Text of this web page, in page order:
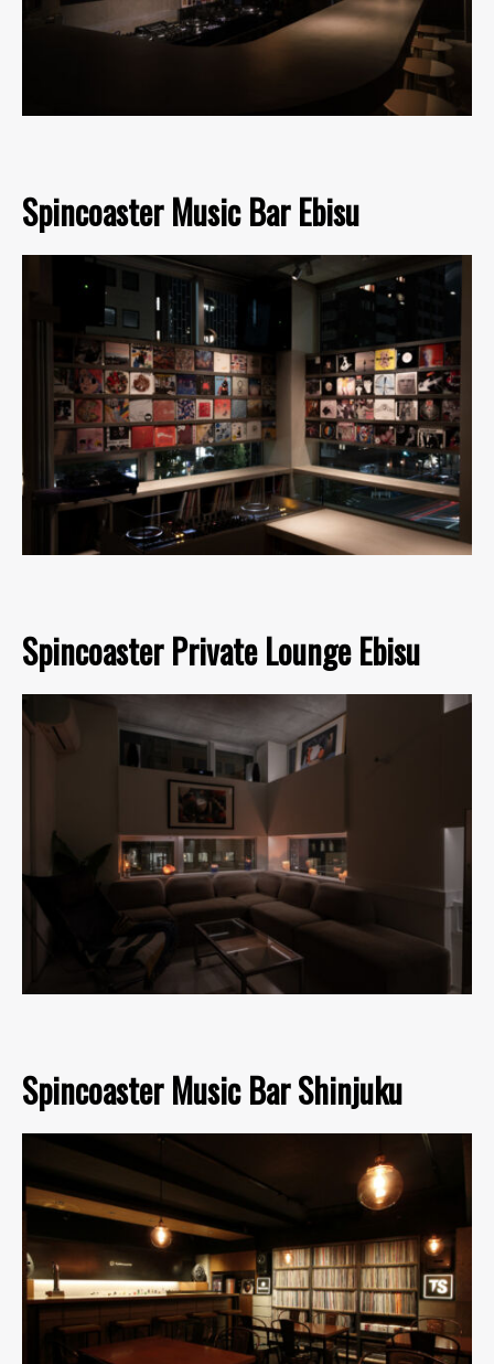
Spincoaster Music Bar Ebisu
Spincoaster Private Lounge Ebisu
Spincoaster Music Bar Shinjuku